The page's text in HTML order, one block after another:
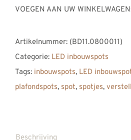
VOEGEN AAN UW
Artikelnummer: (BD11.0800011)
Categorie: LED inbouwspots
Tags: inbouwspots, LED
plafondspots, spot, spotjes,
Beschrijving